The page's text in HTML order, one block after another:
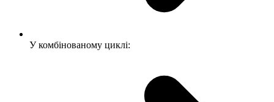
У комбінованому циклі: